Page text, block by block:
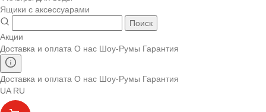
Ящики с аксессуарами
Поиск
Акции
Доставка и оплата О нас Шоу-Румы Гарантия
Доставка и оплата О нас Шоу-Румы Гарантия
UA RU